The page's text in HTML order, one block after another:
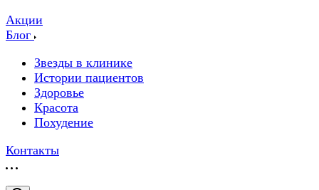
Акции
Блог
Звезды в клинике
Истории пациентов
Здоровье
Красота
Похудение
Контакты